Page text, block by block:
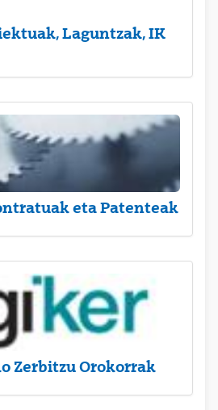
Laguntzak, IK
eta Patenteak
Zerbitzu Orokorrak